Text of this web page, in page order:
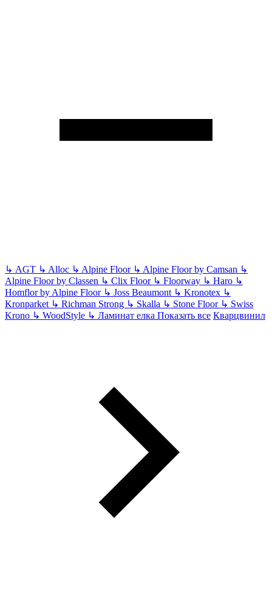
↳ AGT ↳ Alloc ↳ Alpine Floor ↳ Alpine Floor by Camsan ↳
Alpine Floor by Classen ↳ Clix Floor ↳ Floorway ↳ Haro ↳
Homflor by Alpine Floor ↳ Joss Beaumont ↳ Kronotex ↳
Kronparket ↳ Richman Strong ↳ Skalla ↳ Stone Floor ↳ Swiss
Krono ↳ WoodStyle ↳ Ламинат елка Показать все Кварцвинил